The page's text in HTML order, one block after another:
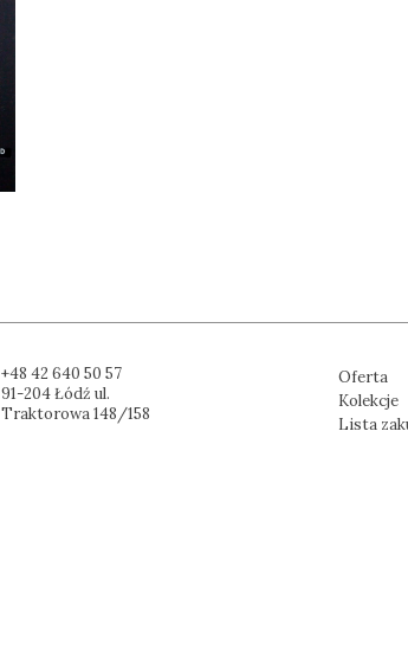
+48 42 640 50 57
91-204 Łódź ul.
Traktorowa 148/158
Oferta
Kolekcje
Lista